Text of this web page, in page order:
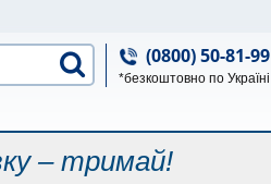
(0800) 50-81-99
*безкоштовно по Україні
– тримай!